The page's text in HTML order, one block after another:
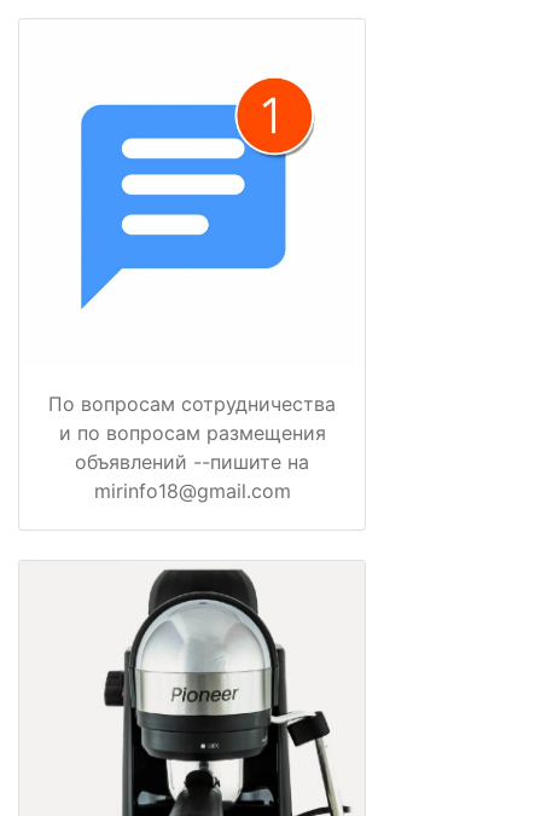
По вопросам сотрудничества
и по вопросам размещения
объявлений --пишите на
mirinfo18@gmail.com